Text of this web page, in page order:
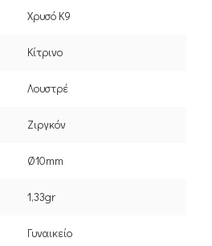
Χρυσό Κ9
Κίτρινο
Λουστρέ
Ζιργκόν
Ø10mm
1,33gr
Γυναικείο